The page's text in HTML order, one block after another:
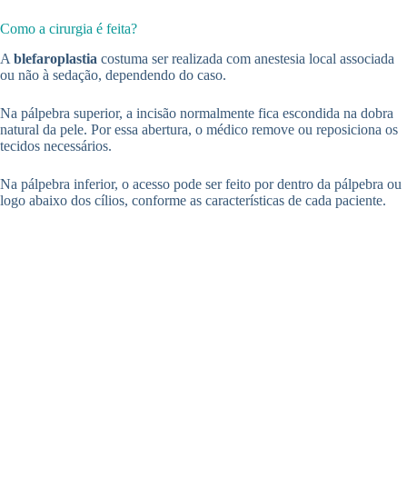
Como a cirurgia é feita?
A blefaroplastia costuma ser realizada com anestesia local associada
ou não à sedação, dependendo do caso.
Na pálpebra superior, a incisão normalmente fica escondida na dobra
natural da pele. Por essa abertura, o médico remove ou reposiciona os
tecidos necessários.
Na pálpebra inferior, o acesso pode ser feito por dentro da pálpebra ou
logo abaixo dos cílios, conforme as características de cada paciente.